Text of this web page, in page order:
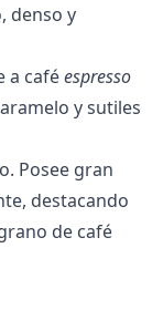
denso y
a caféespresso
y sutiles
Posee gran
destacando
de café